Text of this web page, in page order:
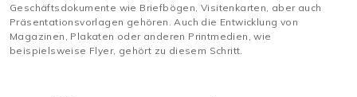
Geschäftsdokumente wie Briefbögen, Visitenkarten, aber auch
Präsentationsvorlagen gehören. Auch die Entwicklung von
Magazinen, Plakaten oder anderen Printmedien, wie
beispielsweise Flyer, gehört zu diesem Schritt.